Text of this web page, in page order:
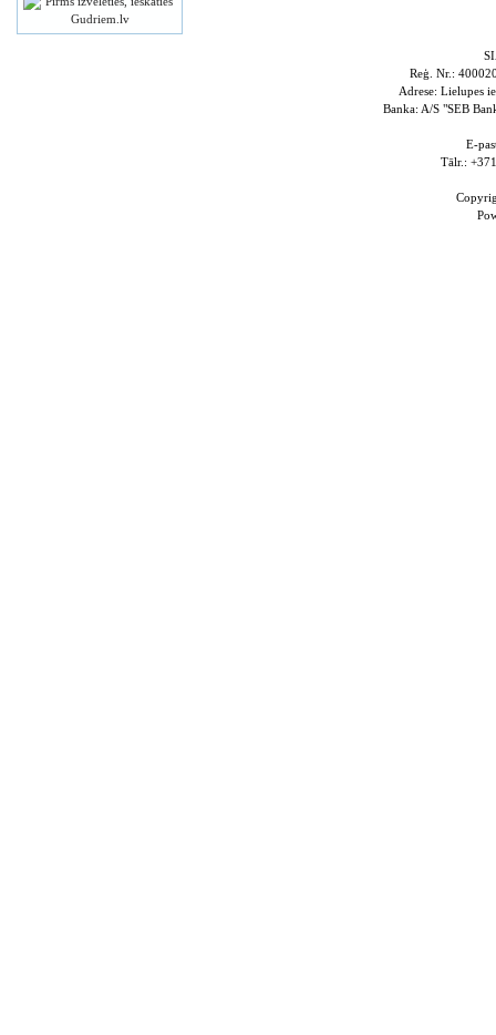
Reģ. Nr.:
Adrese: Lielupes
Banka: A/S "SEB
E-
Tālr.: